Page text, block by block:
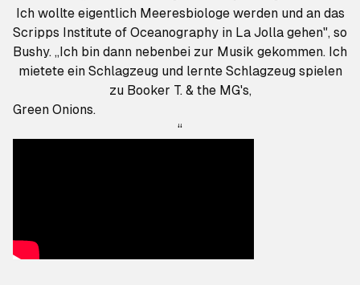
Ich wollte eigentlich Meeresbiologe werden und an das
Scripps Institute of Oceanography in La Jolla gehen", so
Bushy. „Ich bin dann nebenbei zur Musik gekommen. Ich
mietete ein Schlagzeug und lernte Schlagzeug spielen
zu Booker T. & the MG's,
Green Onions.
“